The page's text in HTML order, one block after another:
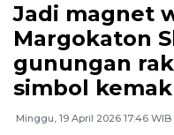
Jadi magnet
Margokaton
gunungan
simbol
Minggu, 19 April 2026 17:46 WIB